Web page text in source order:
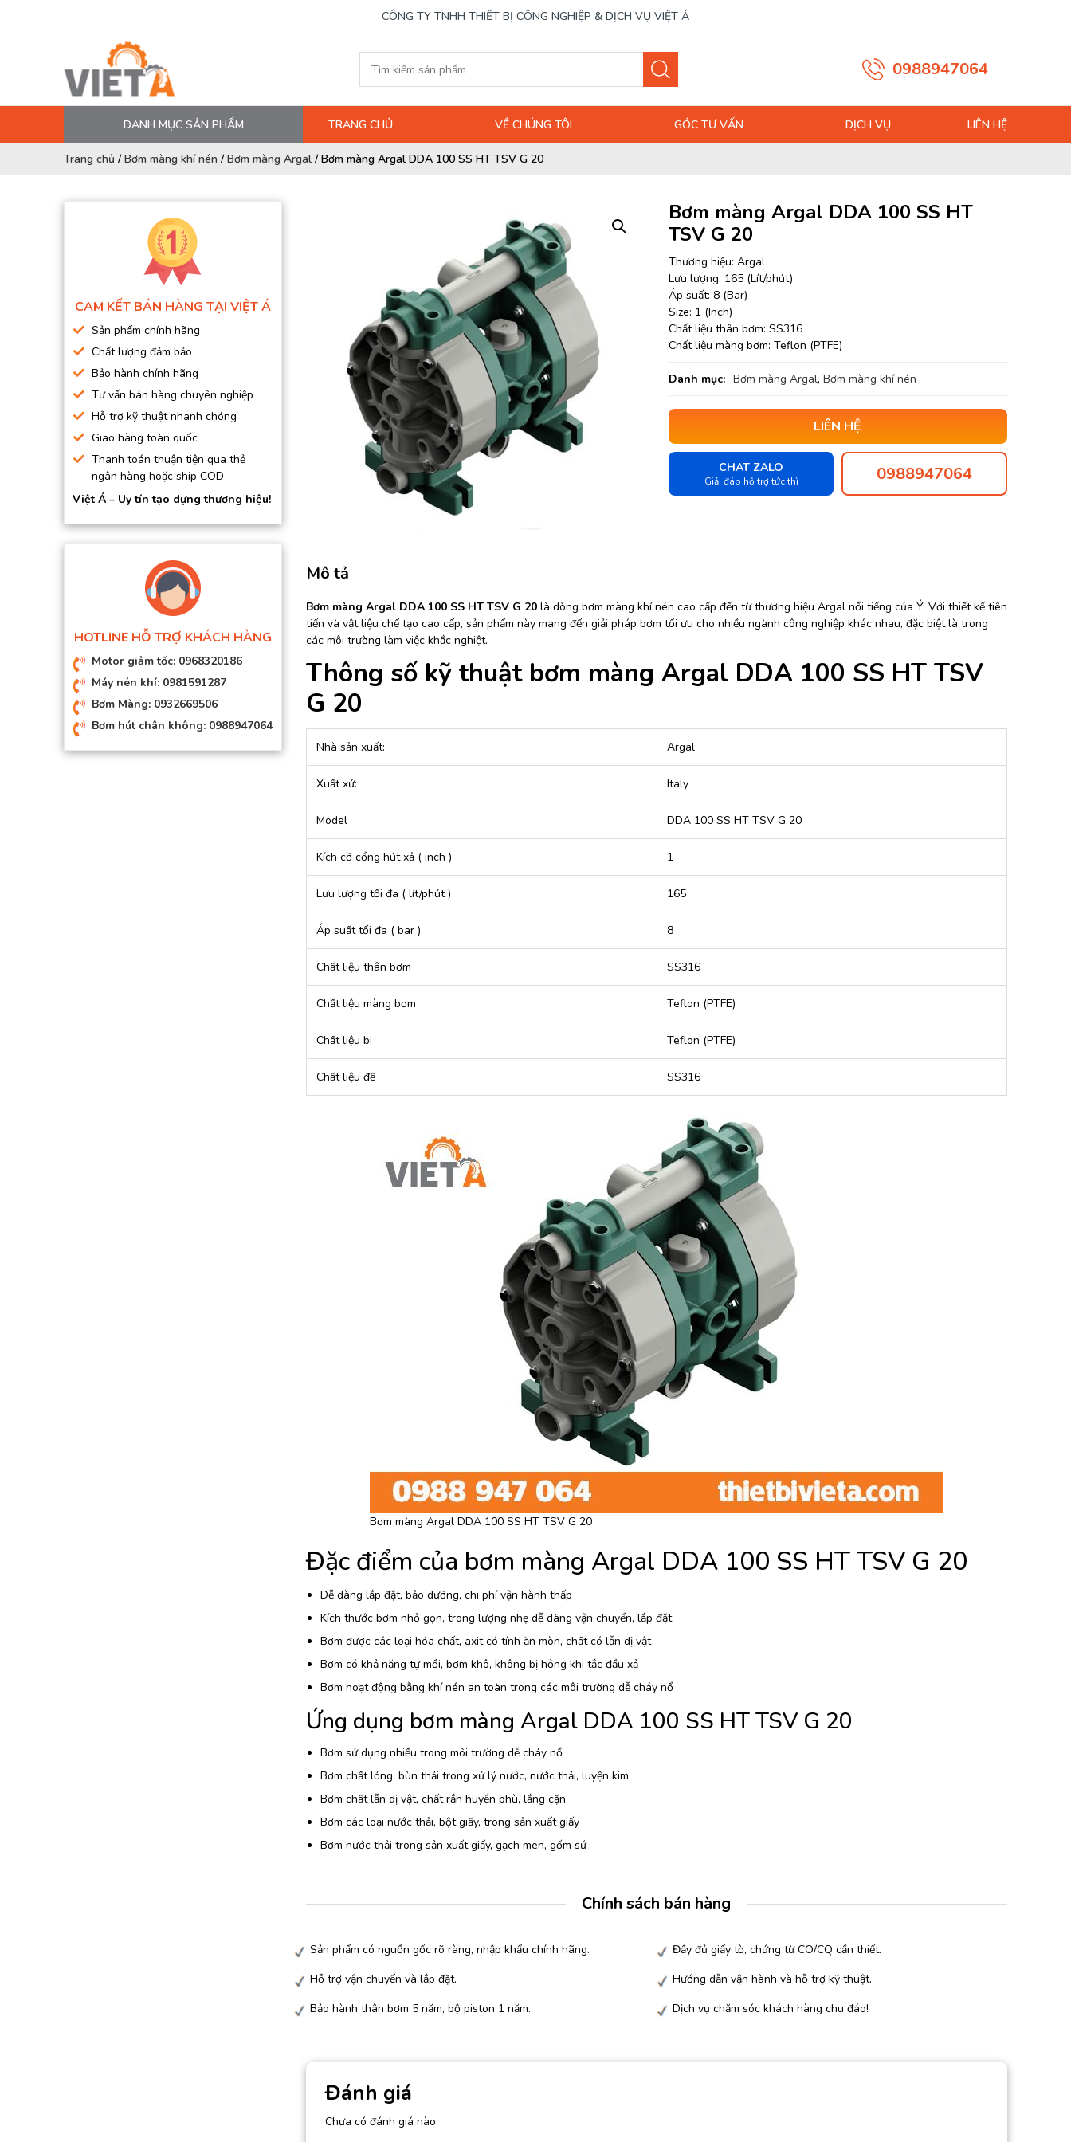
CÔNG TY TNHH THIẾT BỊ CÔNG NGHIỆP & DỊCH VỤ VIỆT Á
0988947064
DANH MỤC SẢN PHẨM
MÁY NÉN KHÍ
DẦU MÁY NÉN KHÍ
DÂY HƠI, ỐNG HƠI
BƠM MÀNG KHÍ NÉN
BƠM HÚT CHÂN KHÔNG
BƠM ĐỊNH LƯỢNG
MOTOR, HỘP GIẢM TỐC
MÁY TẠO KHÍ NITO
TRANG CHỦ VỀ CHÚNG TÔI GÓC TƯ VẤN DỊCH VỤ LIÊN HỆ
Trang chủ /Bơm màng khí nén /Bơm màng Argal /Bơm màng Argal DDA 100 SS HT TSV G 20
CAM KẾT BÁN HÀNG TẠI VIỆT Á
Sản phẩm chính hãng
Chất lượng đảm bảo
Bảo hành chính hãng
Tư vấn bán hàng chuyên nghiệp
Hỗ trợ kỹ thuật nhanh chóng
Giao hàng toàn quốc
Thanh toán thuận tiện qua thẻ
ngân hàng hoặc ship COD
Việt Á – Uy tín tạo dựng thương hiệu!
HOTLINE HỖ TRỢ KHÁCH HÀNG
Motor giảm tốc: 0968320186
Máy nén khí: 0981591287
Bơm Màng: 0932669506
Bơm hút chân không: 0988947064
Bơm màng Argal DDA 100 SS HT
TSV G 20
Thương hiệu: Argal
Lưu lượng: 165 (Lít/phút)
Áp suất: 8 (Bar)
Size: 1 (Inch)
Chất liệu thân bơm: SS316
Chất liệu màng bơm: Teflon (PTFE)
Danh mục: Bơm màng Argal, Bơm màng khí nén
LIÊN HỆ
CHAT ZALO
Giải đáp hỗ trợ tức thì 0988947064
Mô tả
Bơm màng Argal DDA 100 SS HT TSV G 20là dòng bơm màng khí nén cao cấp đến từ thương hiệu Argal nổi tiếng của Ý. Với thiết kế tiên
tiến và vật liệu chế tạo cao cấp, sản phẩm này mang đến giải pháp bơm tối ưu cho nhiều ngành công nghiệp khác nhau, đặc biệt là trong
các môi trường làm việc khắc nghiệt.
Thông số kỹ thuật bơm màng Argal DDA 100 SS HT TSV
G 20
Nhà sản xuất: Argal
Xuất xứ: Italy
Model DDA 100 SS HT TSV G 20
Kích cỡ cổng hút xả ( inch ) 1
Lưu lượng tối đa ( lít/phút ) 165
Áp suất tối đa ( bar ) 8
Chất liệu thân bơm SS316
Chất liệu màng bơm Teflon (PTFE)
Chất liệu bi Teflon (PTFE)
Chất liệu đế SS316
Bơm màng Argal DDA 100 SS HT TSV G 20
Đặc điểm của bơm màng Argal DDA 100 SS HT TSV G 20
Dễ dàng lắp đặt, bảo dưỡng, chi phí vận hành thấp
Kích thước bơm nhỏ gọn, trong lượng nhẹ dễ dàng vận chuyển, lắp đặt
Bơm được các loại hóa chất, axit có tính ăn mòn, chất có lẫn dị vật
Bơm có khả năng tự mồi, bơm khô, không bị hỏng khi tắc đầu xả
Bơm hoạt động bằng khí nén an toàn trong các môi trường dễ cháy nổ
Ứng dụng bơm màng Argal DDA 100 SS HT TSV G 20
Bơm sử dụng nhiều trong môi trường dễ cháy nổ
Bơm chất lỏng, bùn thải trong xử lý nước, nước thải, luyện kim
Bơm chất lẫn dị vật, chất rắn huyền phù, lắng cặn
Bơm các loại nước thải, bột giấy, trong sản xuất giấy
Bơm nước thải trong sản xuất giấy, gạch men, gốm sứ
Chính sách bán hàng
Sản phẩm có nguồn gốc rõ ràng, nhập khẩu chính hãng.
Đầy đủ giấy tờ, chứng từ CO/CQ cần thiết.
Hỗ trợ vận chuyển và lắp đặt.
Hướng dẫn vận hành và hỗ trợ kỹ thuật.
Bảo hành thân bơm 5 năm, bộ piston 1 năm.
Dịch vụ chăm sóc khách hàng chu đáo!
Đánh giá
Chưa có đánh giá nào.